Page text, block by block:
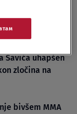
Savića uhapšen
zločina na
bivšem MMA